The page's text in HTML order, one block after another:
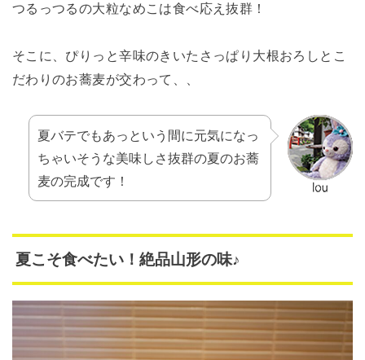
つるっつるの大粒なめこは食べ応え抜群！
そこに、ぴりっと辛味のきいたさっぱり大根おろしとこ
だわりのお蕎麦が交わって、、
夏バテでもあっという間に元気になっ
ちゃいそうな美味しさ抜群の夏のお蕎
麦の完成です！
夏こそ食べたい！絶品山形の味♪